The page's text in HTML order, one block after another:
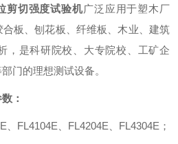
剪切强度试验机广泛应用于塑木厂
板、刨花板、纤维板、木业、建筑
，是科研院校、大专院校、工矿企
门的理想测试设备。
：
FL4104E FL4204E FL4304E ；